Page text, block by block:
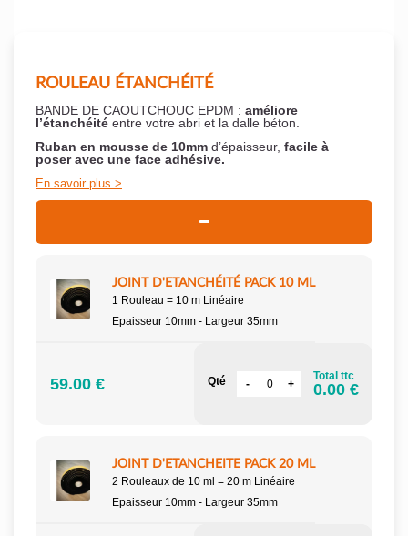
ROULEAU ÉTANCHÉITÉ
BANDE DE CAOUTCHOUC EPDM : améliore
l’étanchéité entre votre abri et la dalle béton.
Ruban en mousse de 10mm d’épaisseur, facile à
poser avec une face adhésive.
En savoir plus
JOINT D'ETANCHÉITÉ PACK 10 ML
1 Rouleau = 10 m Linéaire
Epaisseur 10mm - Largeur 35mm
59.00 € Qté Total ttc
0.00 €
JOINT D'ETANCHEITE PACK 20 ML
2 Rouleaux de 10 ml = 20 m Linéaire
Epaisseur 10mm - Largeur 35mm